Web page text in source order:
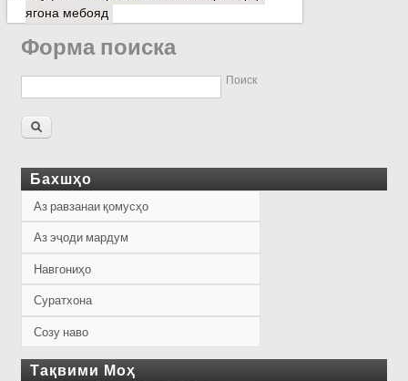
ягона мебояд
Форма поиска
Поиск
Бахшҳо
Аз равзанаи қомусҳо
Аз эҷоди мардум
Навгониҳо
Суратхона
Созу наво
Тақвими Моҳ